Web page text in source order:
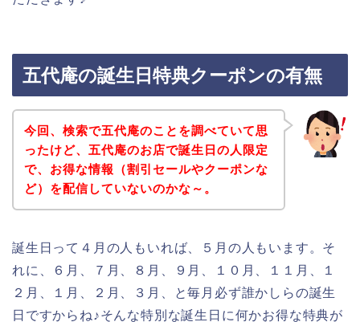
五代庵の誕生日特典クーポンの有無
今回、検索で五代庵のことを調べていて思
ったけど、五代庵のお店で誕生日の人限定
で、お得な情報（割引セールやクーポンな
ど）を配信していないのかな～。
誕生日って４月の人もいれば、５月の人もいます。そ
れに、６月、７月、８月、９月、１０月、１１月、１
２月、１月、２月、３月、と毎月必ず誰かしらの誕生
日ですからね♪そんな特別な誕生日に何かお得な特典が